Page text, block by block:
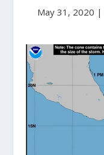
May 31, 2020 |